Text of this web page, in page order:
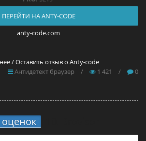
ПЕРЕЙТИ НА ANTY-CODE
anty-code.com
/ Оставить отзыв о Anty-code
Антидетект браузер
/ 1 421 / 0
оценок